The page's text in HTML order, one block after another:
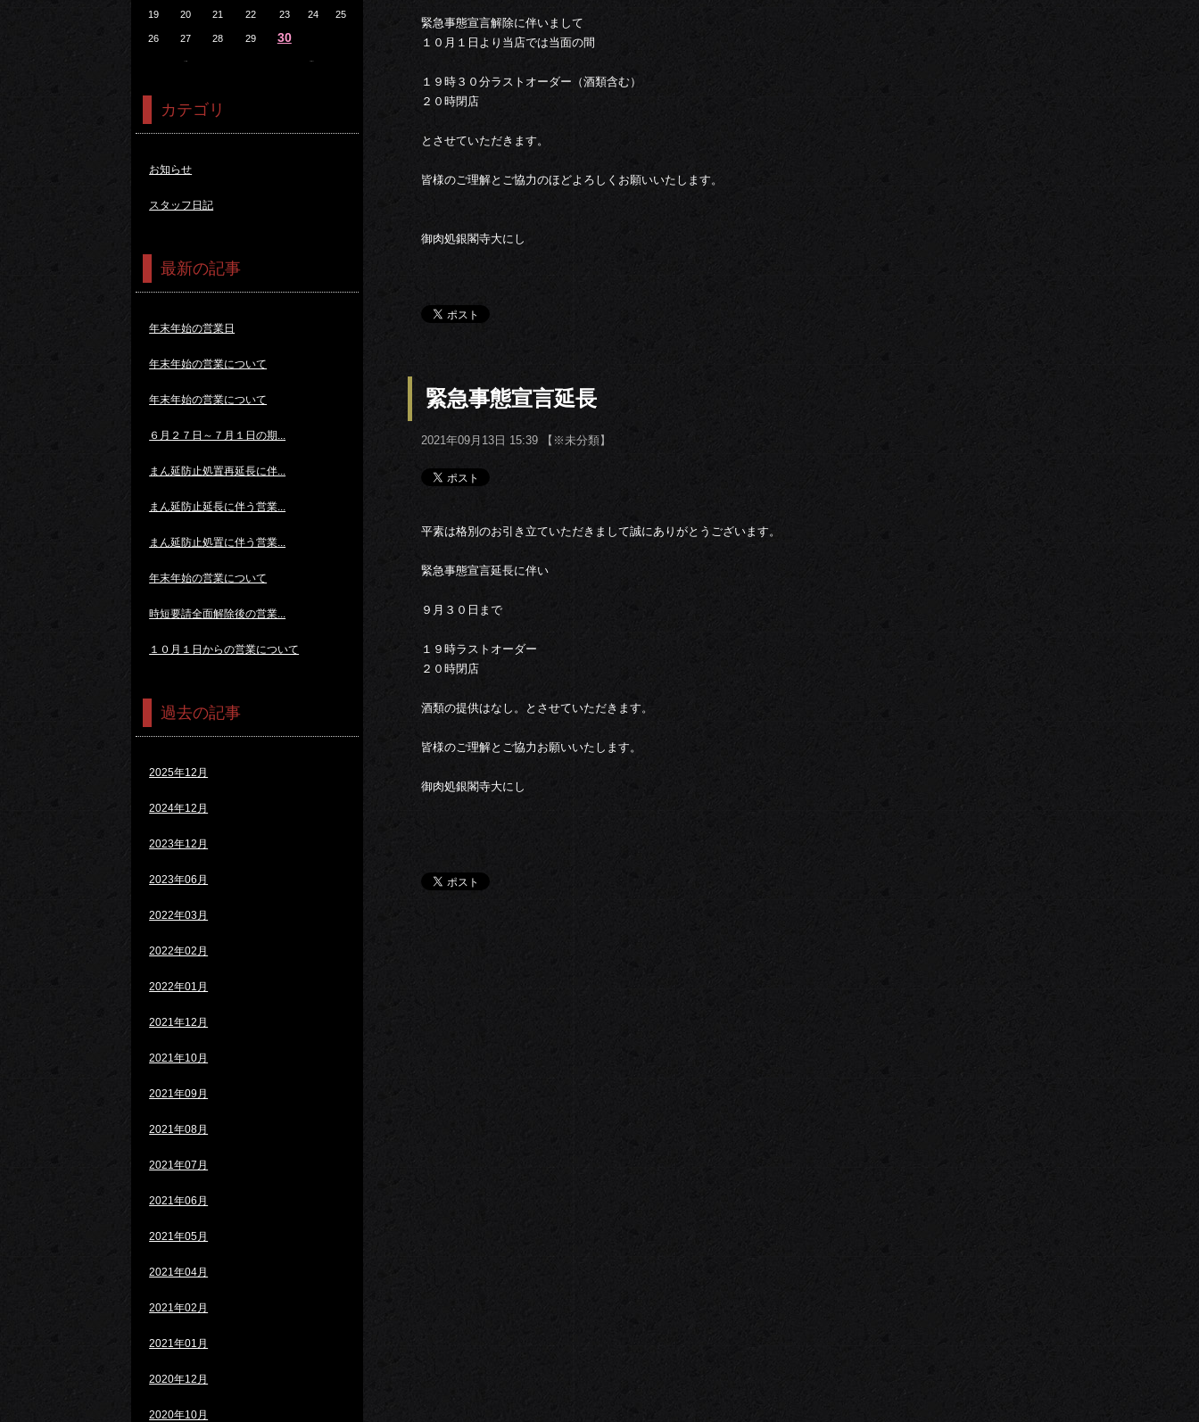
緊急事態宣言解除に伴いまして
１０月１日より当店では当面の間
１９時３０分ラストオーダー（酒類含む）
２０時閉店
とさせていただきます。
皆様のご理解とご協力のほどよろしくお願いいたします。
御肉処銀閣寺大にし
緊急事態宣言延長
2021年09月13日 15:39 【 ※未分類】
平素は格別のお引き立ていただきまして誠にありがとうございます。
緊急事態宣言延長に伴い
９月３０日まで
１９時ラストオーダー
２０時閉店
酒類の提供はなし。とさせていただきます。
皆様のご理解とご協力お願いいたします。
御肉処銀閣寺大にし
19 20 21 22 23 24 25
26 27 28 29 30
カテゴリ
お知らせ
スタッフ日記
最新の記事
年末年始の営業日
年末年始の営業について
年末年始の営業について
６月２７日～７月１日の期...
まん延防止処置再延長に伴...
まん延防止延長に伴う営業...
まん延防止処置に伴う営業...
年末年始の営業について
時短要請全面解除後の営業...
１０月１日からの営業について
過去の記事
2025年12月
2024年12月
2023年12月
2023年06月
2022年03月
2022年02月
2022年01月
2021年12月
2021年10月
2021年09月
2021年08月
2021年07月
2021年06月
2021年05月
2021年04月
2021年02月
2021年01月
2020年12月
2020年10月